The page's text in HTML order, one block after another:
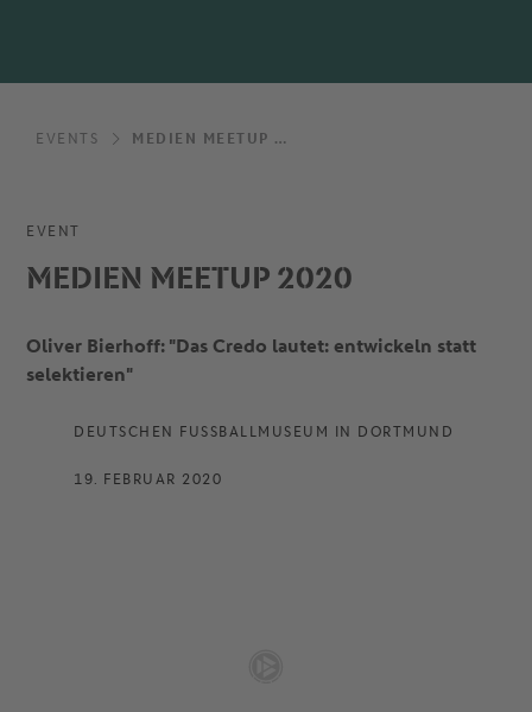
EVENTS MEDIEN MEETUP 2020
EVENT
MEDIEN MEETUP 2020
Oliver Bierhoff: "Das Credo lautet: entwickeln statt
selektieren"
DEUTSCHEN FUSSBALLMUSEUM IN DORTMUND
19. FEBRUAR 2020